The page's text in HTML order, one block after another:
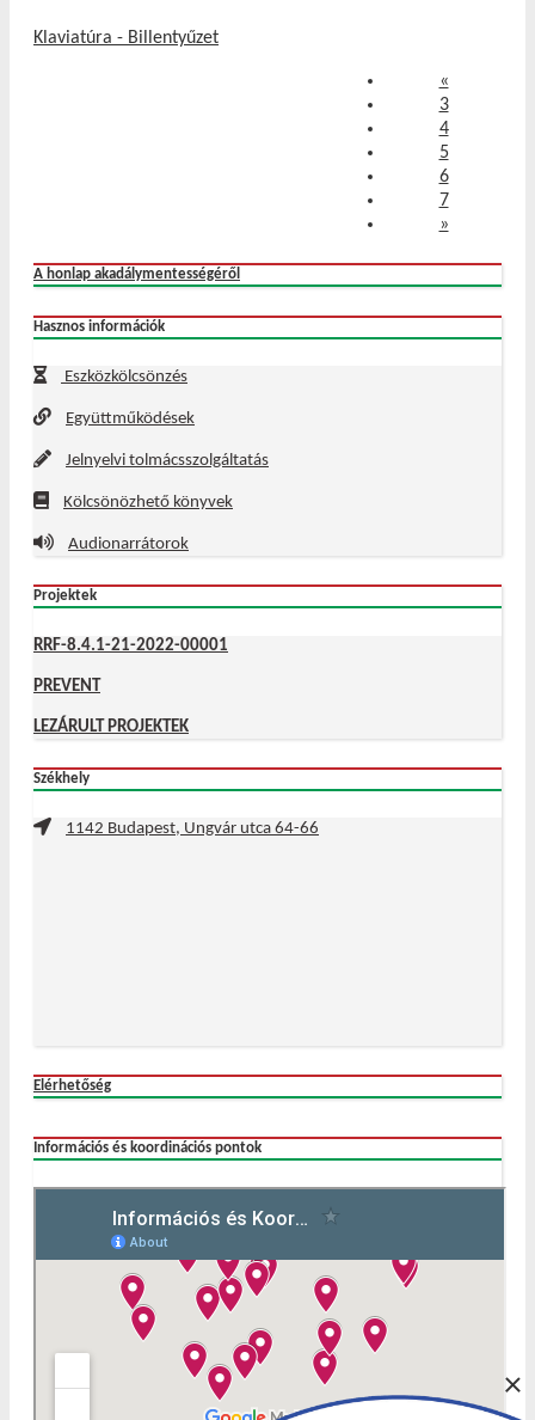
×
Klaviatúra - Billentyűzet
«Előző
3
4
5
6
7
»
A honlap akadálymentességéről
Hasznos információk
Eszközkölcsönzés
Együttműködések
Jelnyelvi tolmácsszolgáltatás
Kölcsönözhető könyvek
Audionarrátorok
Projektek
RRF-8.4.1-21-2022-00001
PREVENT
LEZÁRULT PROJEKTEK
Székhely
1142 Budapest, Ungvár utca 64-66
Elérhetőség
Információs és koordinációs pontok